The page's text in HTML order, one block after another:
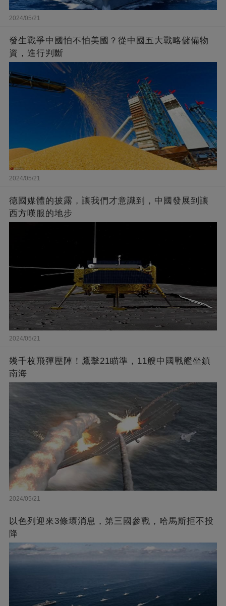
2024/05/21
發生戰爭中國怕不怕美國？從中國五大戰略儲備物
資，進行判斷
2024/05/21
德國媒體的披露，讓我們才意識到，中國發展到讓
西方嘆服的地步
2024/05/21
幾千枚飛彈壓陣！鷹擊21瞄準，11艘中國戰艦坐鎮
南海
2024/05/21
以色列迎來3條壞消息，第三國參戰，哈馬斯拒不投
降